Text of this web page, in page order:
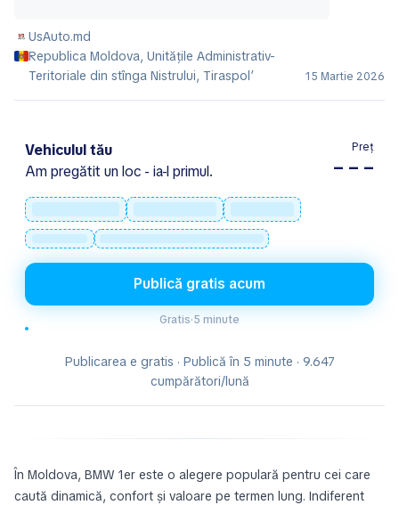
UsAuto.md
Republica Moldova, Unitățile Administrativ-
Teritoriale din stînga Nistrului, Tiraspol’
15 Martie 2026
Vehiculul tău
Am pregătit un loc - ia-l primul.
Preț
– – –
Publică gratis acum
Gratis·5 minute
Publicarea e gratis · Publică în 5 minute · 9.647
cumpărători/lună
În Moldova, BMW 1er este o alegere populară pentru cei care
caută dinamică, confort și valoare pe termen lung. Indiferent